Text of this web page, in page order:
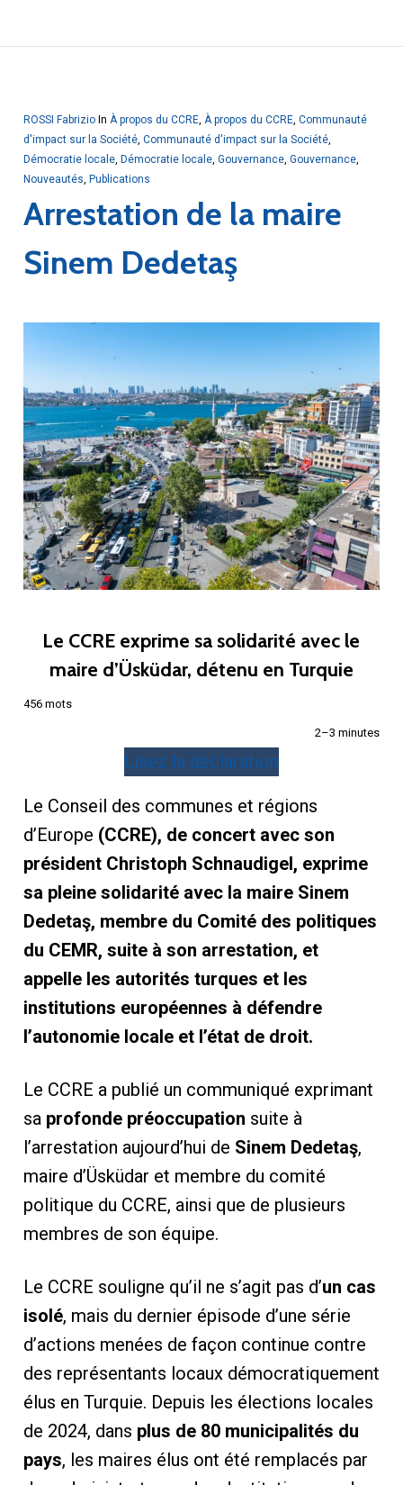
ROSSI Fabrizio In À propos du CCRE, À propos du CCRE, Communauté
d'impact sur la Société, Communauté d'impact sur la Société,
Démocratie locale, Démocratie locale, Gouvernance, Gouvernance,
Nouveautés, Publications
Arrestation de la maire
Sinem Dedetaş
Le CCRE exprime sa solidarité avec le
maire d’Üsküdar, détenu en Turquie
456 mots
2–3 minutes
Lisez la déclaration
Le Conseil des communes et régions
d’Europe (CCRE), de concert avec son
président Christoph Schnaudigel, exprime
sa pleine solidarité avec la maire Sinem
Dedetaş, membre du Comité des politiques
du CEMR, suite à son arrestation, et
appelle les autorités turques et les
institutions européennes à défendre
l’autonomie locale et l’état de droit.
Le CCRE a publié un communiqué exprimant
sa profonde préoccupation suite à
l’arrestation aujourd’hui de Sinem Dedetaş,
maire d’Üsküdar et membre du comité
politique du CCRE, ainsi que de plusieurs
membres de son équipe.
Le CCRE souligne qu’il ne s’agit pas d’un cas
isolé, mais du dernier épisode d’une série
d’actions menées de façon continue contre
des représentants locaux démocratiquement
élus en Turquie. Depuis les élections locales
de 2024, dans plus de 80 municipalités du
pays, les maires élus ont été remplacés par